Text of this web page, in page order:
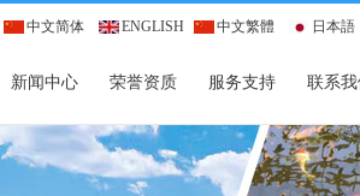
中文简体 ENGLISH 中文繁體 日本語
新闻中心 荣誉资质 服务支持 联系我